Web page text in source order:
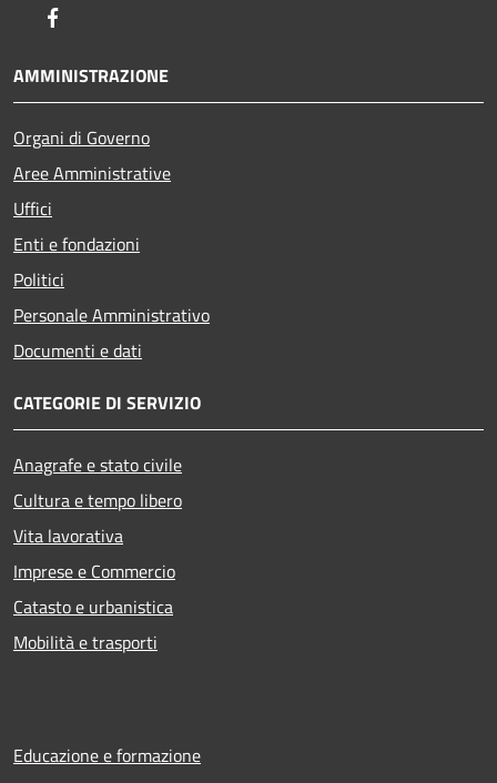
AMMINISTRAZIONE
Organi di Governo
Aree Amministrative
Uffici
Enti e fondazioni
Politici
Personale Amministrativo
Documenti e dati
CATEGORIE DI SERVIZIO
Anagrafe e stato civile
Cultura e tempo libero
Vita lavorativa
Imprese e Commercio
Catasto e urbanistica
Mobilità e trasporti
Educazione e formazione